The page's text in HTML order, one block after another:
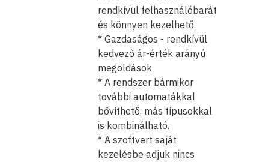
rendkívül felhasználóbarát
és könnyen kezelhető.
* Gazdaságos - rendkívül
kedvező ár-érték arányú
megoldások
* A rendszer bármikor
további automatákkal
bővíthető, más típusokkal
is kombinálható.
* A szoftvert saját
kezelésbe adjuk nincs